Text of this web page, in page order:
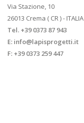
Via Stazione, 10
26013 Crema ( CR ) - ITALIA
Tel. +39 0373 87 943
E: info@lapisprogetti.it
F: +39 0373 259 447